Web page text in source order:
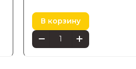
В корзину